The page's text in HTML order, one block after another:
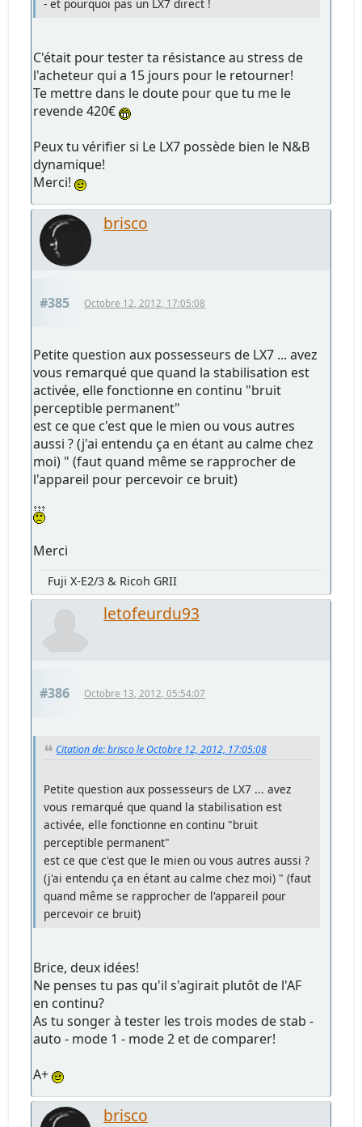
- et pourquoi pas un LX7 direct !
C'était pour tester ta résistance au stress de
l'acheteur qui a 15 jours pour le retourner!
Te mettre dans le doute pour que tu me le
revende 420€
Peux tu vérifier si Le LX7 possède bien le N&B
dynamique!
Merci!
brisco
#385 Octobre 12, 2012, 17:05:08
Petite question aux possesseurs de LX7 ... avez
vous remarqué que quand la stabilisation est
activée, elle fonctionne en continu "bruit
perceptible permanent"
est ce que c'est que le mien ou vous autres
aussi ? (j'ai entendu ça en étant au calme chez
moi) " (faut quand même se rapprocher de
l'appareil pour percevoir ce bruit)
Merci
Fuji X-E2/3 & Ricoh GRII
letofeurdu93
#386 Octobre 13, 2012, 05:54:07
Citation de: brisco le Octobre 12, 2012, 17:05:08
Petite question aux possesseurs de LX7 ... avez
vous remarqué que quand la stabilisation est
activée, elle fonctionne en continu "bruit
perceptible permanent"
est ce que c'est que le mien ou vous autres aussi ?
(j'ai entendu ça en étant au calme chez moi) " (faut
quand même se rapprocher de l'appareil pour
percevoir ce bruit)
Brice, deux idées!
Ne penses tu pas qu'il s'agirait plutôt de l'AF
en continu?
As tu songer à tester les trois modes de stab -
auto - mode 1 - mode 2 et de comparer!
A+
brisco